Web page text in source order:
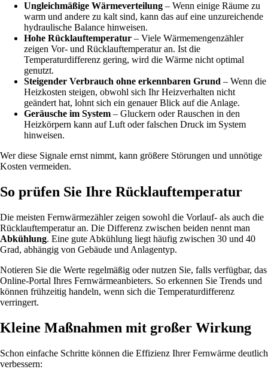
Ungleichmäßige Wärmeverteilung – Wenn einige Räume zu
warm und andere zu kalt sind, kann das auf eine unzureichende
hydraulische Balance hinweisen.
Hohe Rücklauftemperatur – Viele Wärmemengenzähler
zeigen Vor- und Rücklauftemperatur an. Ist die
Temperaturdifferenz gering, wird die Wärme nicht optimal
genutzt.
Steigender Verbrauch ohne erkennbaren Grund – Wenn die
Heizkosten steigen, obwohl sich Ihr Heizverhalten nicht
geändert hat, lohnt sich ein genauer Blick auf die Anlage.
Geräusche im System – Gluckern oder Rauschen in den
Heizkörpern kann auf Luft oder falschen Druck im System
hinweisen.
Wer diese Signale ernst nimmt, kann größere Störungen und unnötige
Kosten vermeiden.
So prüfen Sie Ihre Rücklauftemperatur
Die meisten Fernwärmezähler zeigen sowohl die Vorlauf- als auch die
Rücklauftemperatur an. Die Differenz zwischen beiden nennt man
Abkühlung. Eine gute Abkühlung liegt häufig zwischen 30 und 40
Grad, abhängig von Gebäude und Anlagentyp.
Notieren Sie die Werte regelmäßig oder nutzen Sie, falls verfügbar, das
Online-Portal Ihres Fernwärmeanbieters. So erkennen Sie Trends und
können frühzeitig handeln, wenn sich die Temperaturdifferenz
verringert.
Kleine Maßnahmen mit großer Wirkung
Schon einfache Schritte können die Effizienz Ihrer Fernwärme deutlich
verbessern: